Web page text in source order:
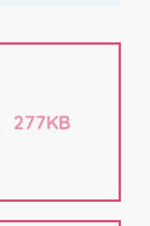
277KB